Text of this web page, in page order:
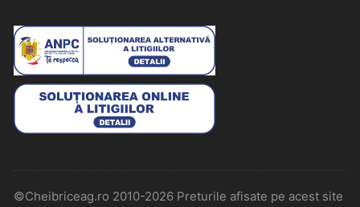
©Cheibriceag.ro 2010-2026 Preturile afisate pe acest site